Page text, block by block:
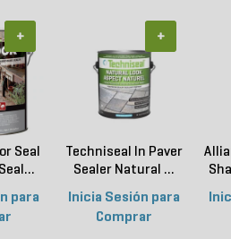
Seal
para
+
Techniseal In Paver
Sealer Natural ...
Inicia Sesión para
Comprar
+